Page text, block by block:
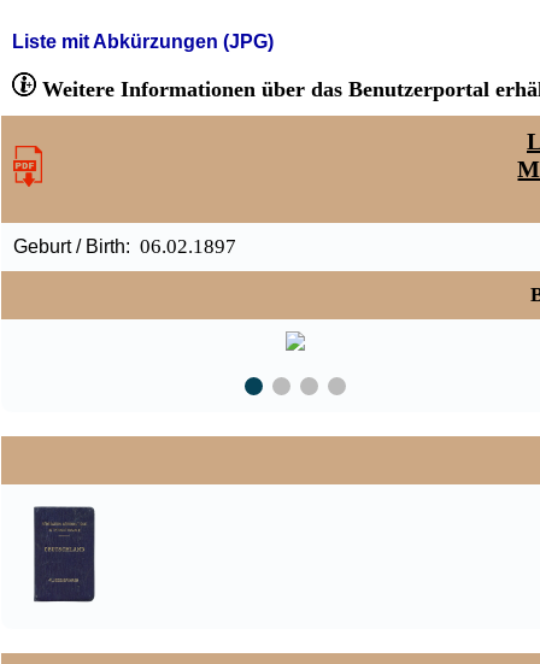
Liste mit Abkürzungen (JPG)
Weitere Informationen über das Benutzerportal
Geburt / Birth: 06.02.1897